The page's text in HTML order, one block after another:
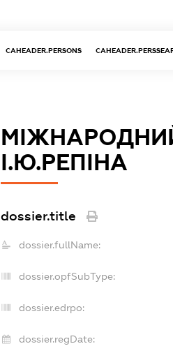
CAHEADER.PERSONS
І.Ю.РЕПІНА
dossier.title
dossier.fullName:
dossier.opfSubType:
dossier.edrpo:
dossier.regDate: